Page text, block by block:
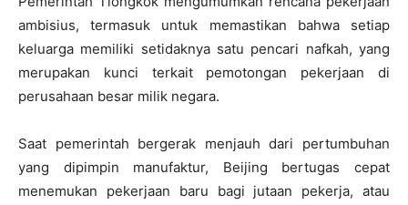
ambisius, termasuk untuk memastikan bahwa setiap
keluarga memiliki setidaknya satu pencari nafkah, yang
merupakan kunci terkait pemotongan pekerjaan di
perusahaan besar milik negara.
Saat pemerintah bergerak menjauh dari pertumbuhan
yang dipimpin manufaktur, Beijing bertugas cepat
menemukan pekerjaan baru bagi jutaan pekerja, atau